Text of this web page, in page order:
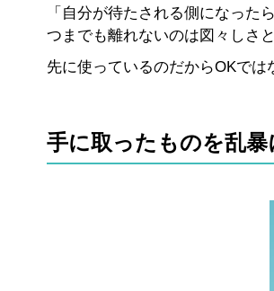
「自分が待たされる側になっ
つまでも離れないのは図々しさ
先に使っているのだからOKでは
手に取ったものを乱暴